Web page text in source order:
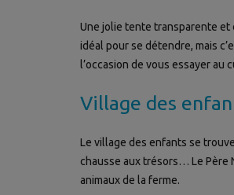
Une jolie tente transparente et
idéal pour se détendre, mais
l’occasion de vous essayer au
Village des
Le village des enfants se
chausse aux trésors… Le Père
animaux de la ferme.